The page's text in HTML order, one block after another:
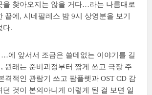
을 찾아오지는 않을 거다…라는 나름대로
끝에, 시네팔레스 밤 9시 상영분을 보기
다.
에 앞서서 조금은 쓸데없는 이야기를 길
원래는 준비과정부터 짧게 쓰고 극장 주
격적인 관람기 쓰고 팜플렛과 OST CD 감
던 것이 본의아니게 이렇게 된 걸 보면 일